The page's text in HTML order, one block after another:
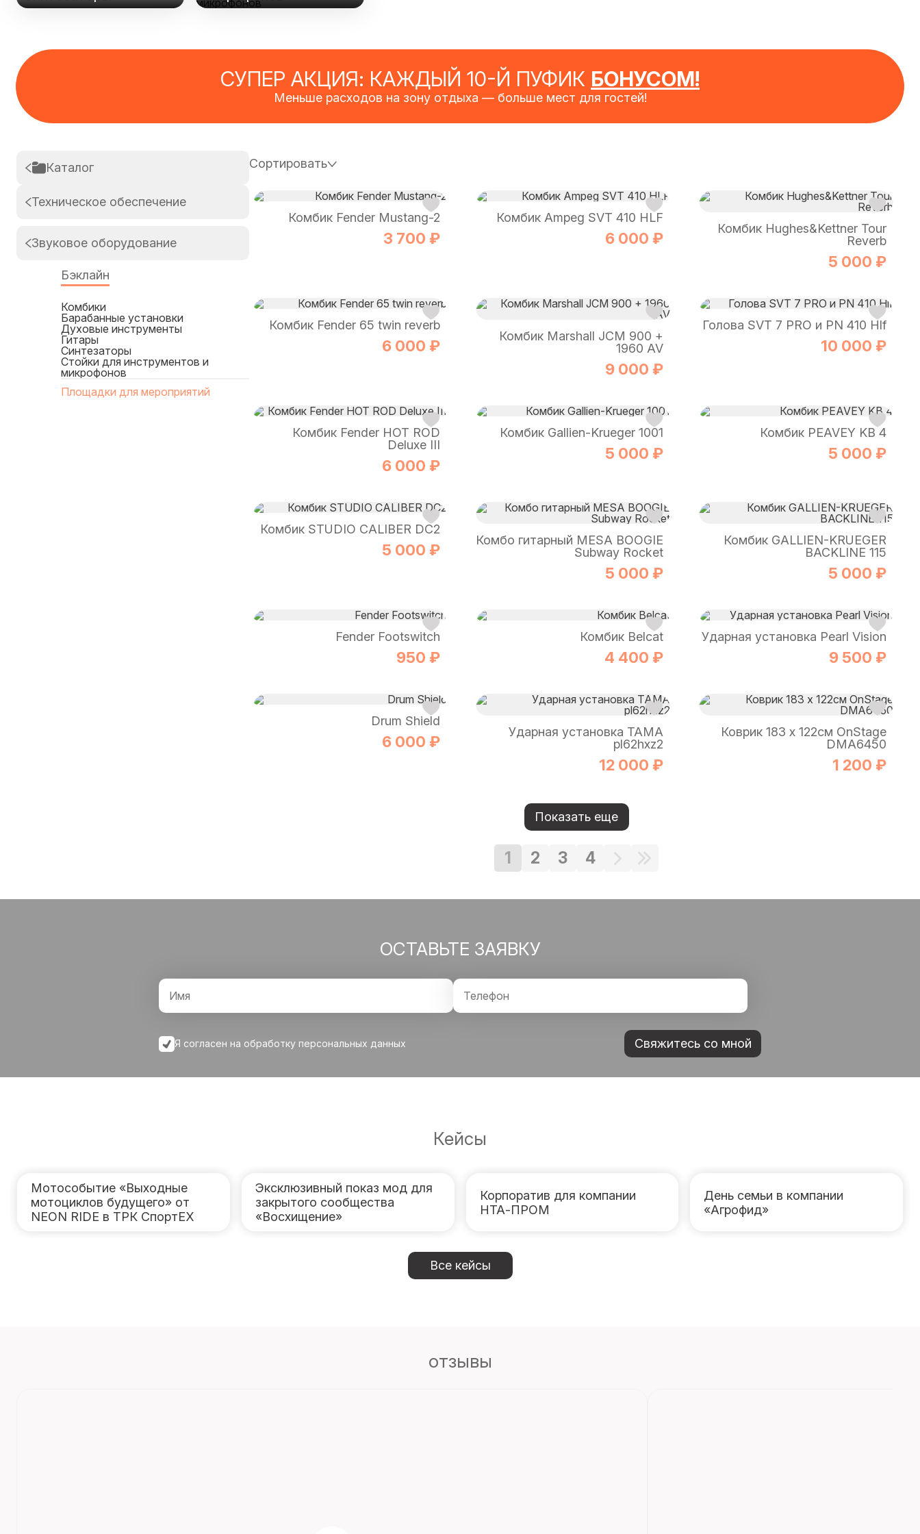
СУПЕР АКЦИЯ: КАЖДЫЙ 10-Й ПУФИК БОНУСОМ!
Меньше расходов на зону отдыха — больше мест для гостей!
Каталог
Техническое обеспечение
Звуковое оборудование
Бэклайн
Комбики
Барабанные установки
Духовые инструменты
Гитары
Синтезаторы
Стойки для инструментов и
микрофонов
Площадки для мероприятий
Сортировать
Комбик Fender Mustang-2
3 700 ₽
Комбик Ampeg SVT 410 HLF
6 000 ₽
Комбик Hughes&Kettner Tour
Reverb
5 000 ₽
Комбик Fender 65 twin reverb
6 000 ₽
Комбик Marshall JCM 900 +
1960 AV
9 000 ₽
Голова SVT 7 PRO и PN 410 Hlf
10 000 ₽
Комбик Fender HOT ROD
Deluxe III
6 000 ₽
Комбик Gallien-Krueger 1001
5 000 ₽
Комбик PEAVEY KB 4
5 000 ₽
Комбик STUDIO CALIBER DC2
5 000 ₽
Комбо гитарный MESA BOOGIE
Subway Rocket
5 000 ₽
Комбик GALLIEN-KRUEGER
BACKLINE 115
5 000 ₽
Fender Footswitch
950 ₽
Комбик Belcat
4 400 ₽
Ударная установка Pearl Vision
9 500 ₽
Drum Shield
6 000 ₽
Ударная установка TAMA
pl62hxz2
12 000 ₽
Коврик 183 х 122см OnStage
DMA6450
1 200 ₽
Показать еще
1 2 3 4
ОСТАВЬТЕ ЗАЯВКУ
Я согласен на обработку персональных данных Свяжитесь со мной
Кейсы
Мотособытие «Выходные
мотоциклов будущего» от
NEON RIDE в ТРК СпортЕХ
Эксклюзивный показ мод для
закрытого сообщества
«Восхищение»
Корпоратив для компании
НТА-ПРОМ
День семьи в компании
«Агрофид»
Все кейсы
отзывы